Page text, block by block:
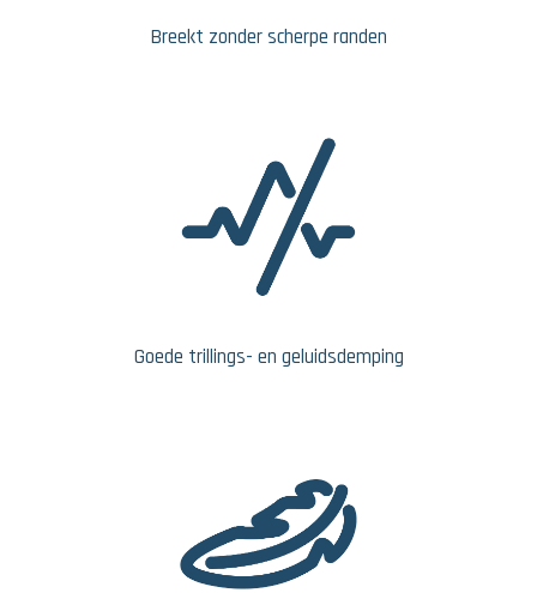
Breekt zonder scherpe randen
Goede trillings- en geluidsdemping